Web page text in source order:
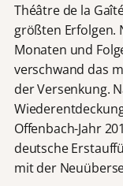
Théâtre de la
größten Erfolgen.
Monaten und
verschwand das
der Versenkung.
Offenbach-Jahr
deutsche
mit der